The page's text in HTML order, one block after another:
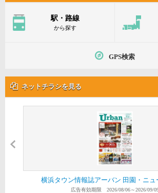
駅・路線
から探す
GPS検索
ネットチラシを見る
横浜タウン情報誌アーバン 田園・ニュ
広告有効期限 2026/08/06～2026/09/
スーパー なかや 戸塚店
広告有効期限 2026/08/06～2026/08/
スーパーたまや 野庭店
広告有効期限 2026/08/04～2026/08/
スーパーたまや 上郷店
広告有効期限 2026/08/04～2026/08/
スーパーたまや 港南台店
広告有効期限 2026/08/04～2026/08/
スーパーたまや 深谷店
広告有効期限 2026/08/04～2026/08/
スーパー横濱屋
広告有効期限 2026/08/04～2026/08/
生鮮スーパーグリーンズ
広告有効期限 2026/08/03～2026/08/
スーパー マルダイ
広告有効期限 2026/08/01～2026/08/
横浜タウン情報誌アーバン 横浜
広告有効期限 2026/07/23～2026/08/